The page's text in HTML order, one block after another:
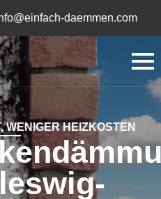
daemmen.com
WENIGER HEIZKOSTEN